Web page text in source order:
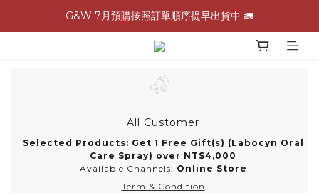
G&W 7月預購按照訂單順序提早出貨中 🚛
G&W 7月預購按照訂單順序提早出貨中 🚛
\ 加入會員領$60購物金，生日再領$100！/
全館滿 1,500 免運 🚚
All Customer
Selected Products: Get 1 Free Gift(s) (Labocyn Oral
Care Spray) over NT$4,000
Available Channels: Online Store
Term & Condition